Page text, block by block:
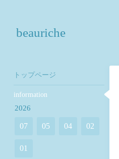
beauriche
トップページ
information
2026
07 05 04 02
01